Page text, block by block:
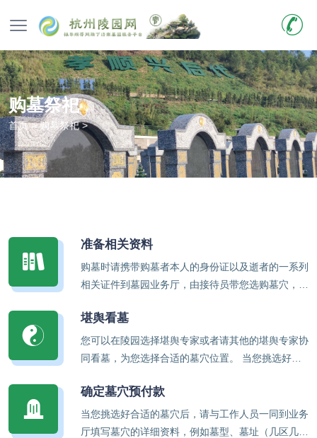
购墓祭祀
首页>购墓祭祀>
准备相关资料
购墓时请携带购墓者本人的身份证以及逝者的一系列
相关证件到墓园业务厅，由接待员带您选购墓穴，如
少量现金或者银行卡即可，以便为您心仪的墓穴交纳
定金。
堪舆看墓
您可以在陵园选择堪舆专家或者请其他的堪舆专家协
同看墓，为您选择合适的墓穴位置。 当您挑选好合
详细资料，例如墓型、墓址（几区几排几号）和价格
等。
确定墓穴预付款
当您挑选好合适的墓穴后，请与工作人员一同到业务
厅填写墓穴的详细资料，例如墓型、墓址（几区几排